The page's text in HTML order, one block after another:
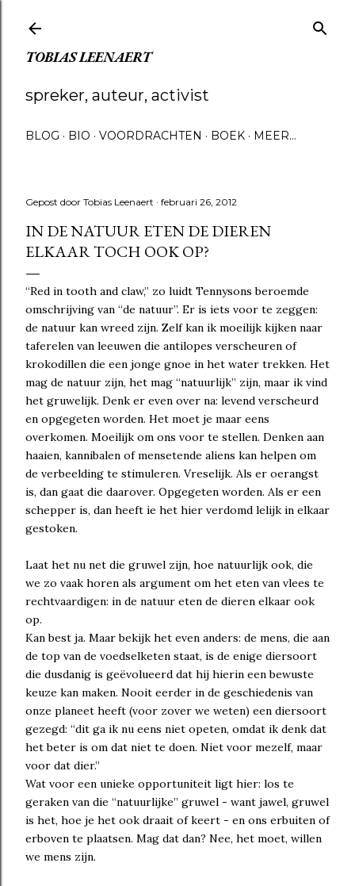
TOBIAS LEENAERT
spreker, auteur, activist
BLOG BIO VOORDRACHTEN BOEK MEER…
Gepost door Tobias Leenaert februari 26, 2012
IN DE NATUUR ETEN DE DIEREN
ELKAAR TOCH OOK OP?
“Red in tooth and claw,” zo luidt Tennysons beroemde
omschrijving van “de natuur”. Er is iets voor te zeggen:
de natuur kan wreed zijn. Zelf kan ik moeilijk kijken naar
taferelen van leeuwen die antilopes verscheuren of
krokodillen die een jonge gnoe in het water trekken. Het
mag de natuur zijn, het mag “natuurlijk” zijn, maar ik vind
het gruwelijk. Denk er even over na: levend verscheurd
en opgegeten worden. Het moet je maar eens
overkomen. Moeilijk om ons voor te stellen. Denken aan
haaien, kannibalen of mensetende aliens kan helpen om
de verbeelding te stimuleren. Vreselijk. Als er oerangst
is, dan gaat die daarover. Opgegeten worden. Als er een
schepper is, dan heeft ie het hier verdomd lelijk in elkaar
gestoken.
Laat het nu net die gruwel zijn, hoe natuurlijk ook, die
we zo vaak horen als argument om het eten van vlees te
rechtvaardigen: in de natuur eten de dieren elkaar ook
op.
Kan best ja. Maar bekijk het even anders: de mens, die aan
de top van de voedselketen staat, is de enige diersoort
die dusdanig is geëvolueerd dat hij hierin een bewuste
keuze kan maken. Nooit eerder in de geschiedenis van
onze planeet heeft (voor zover we weten) een diersoort
gezegd: “dit ga ik nu eens niet opeten, omdat ik denk dat
het beter is om dat niet te doen. Niet voor mezelf, maar
voor dat dier.”
Wat voor een unieke opportuniteit ligt hier: los te
geraken van die “natuurlijke” gruwel - want jawel, gruwel
is het, hoe je het ook draait of keert - en ons erbuiten of
erboven te plaatsen. Mag dat dan? Nee, het moet, willen
we mens zijn.